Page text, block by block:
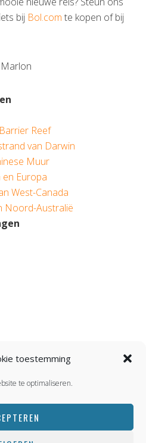
toestemming
te optimaliseren.
bij Bol.com te kopen of bij
Reef
van Darwin
Muur
en Europa
West-Canada
Noord-Australië
Roadtrip.nl